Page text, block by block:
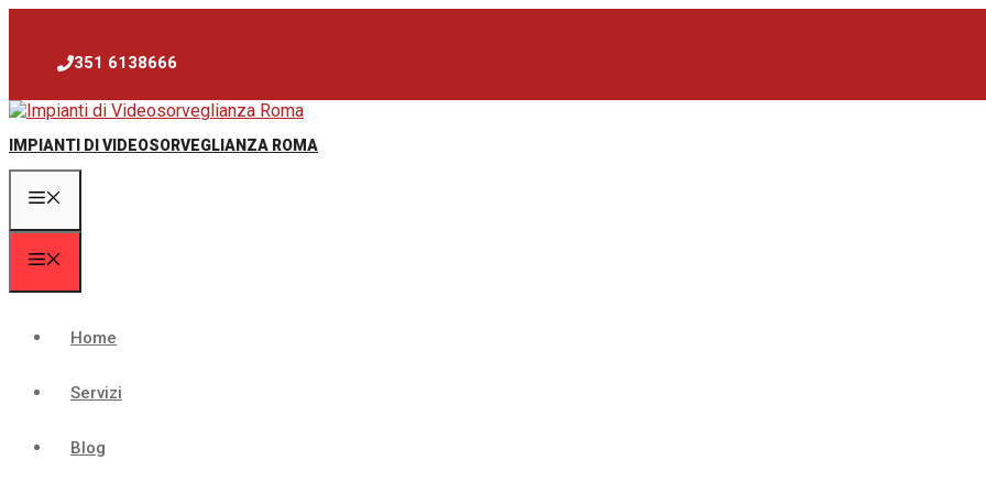
contenuto351 6138666
IMPIANTI DI VIDEOSORVEGLIANZA ROMA
Home
Servizi
Blog